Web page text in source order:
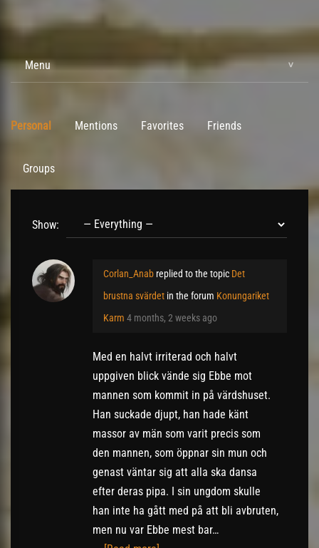
Menu
Personal Mentions Favorites Friends
Groups
Show:
Corlan_Anab replied to the topic Det
brustna svärdet in the forum Konungariket
Karm 4 months, 2 weeks ago
Med en halvt irriterad och halvt
uppgiven blick vände sig Ebbe mot
mannen som kommit in på värdshuset.
Han suckade djupt, han hade känt
massor av män som varit precis som
den mannen, som öppnar sin mun och
genast väntar sig att alla ska dansa
efter deras pipa. I sin ungdom skulle
han inte ha gått med på att bli avbruten,
men nu var Ebbe mest bar…